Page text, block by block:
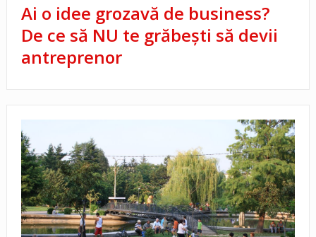
Ai o idee grozavă de business?
De ce să NU te grăbești să devii
antreprenor